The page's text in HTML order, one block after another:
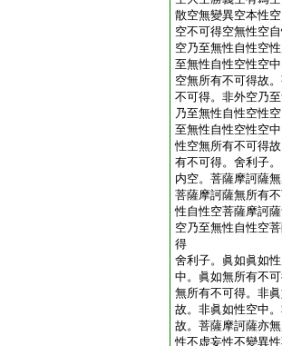
散空無變異空本性
空不可得空無性空
空乃至無性自性空
至無性自性空性空
空無所有不可得故
不可得。非外空乃
乃至無性自性空性
至無性自性空性空
性空無所有不可得
有不可得。舍利子
内空。菩薩摩訶薩
菩薩摩訶薩無所有
性自性空菩薩摩訶
空乃至無性自性空
得
舍利子。眞如眞如
中。眞如無所有不
無所有不可得。非
故。非眞如性空中
故。菩薩摩訶薩亦
性不虚妄性不變異